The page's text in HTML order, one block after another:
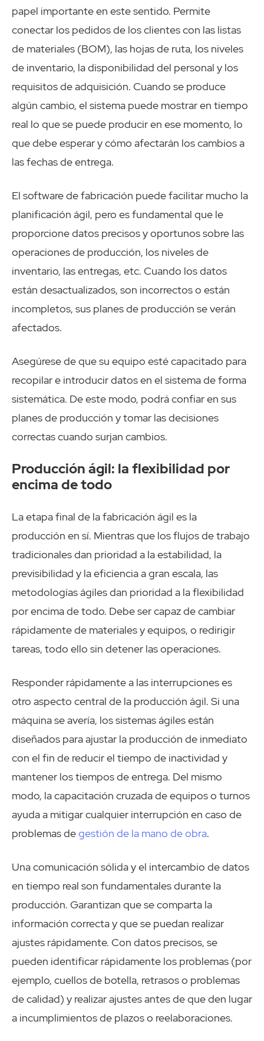
papel importante en este sentido. Permite
conectar los pedidos de los clientes con las listas
de materiales (BOM), las hojas de ruta, los niveles
de inventario, la disponibilidad del personal y los
requisitos de adquisición. Cuando se produce
algún cambio, el sistema puede mostrar en tiempo
real lo que se puede producir en ese momento, lo
que debe esperar y cómo afectarán los cambios a
las fechas de entrega.
El software de fabricación puede facilitar mucho la
planificación ágil, pero es fundamental que le
proporcione datos precisos y oportunos sobre las
operaciones de producción, los niveles de
inventario, las entregas, etc. Cuando los datos
están desactualizados, son incorrectos o están
incompletos, sus planes de producción se verán
afectados.
Asegúrese de que su equipo esté capacitado para
recopilar e introducir datos en el sistema de forma
sistemática. De este modo, podrá confiar en sus
planes de producción y tomar las decisiones
correctas cuando surjan cambios.
Producción ágil: la flexibilidad por
encima de todo
La etapa final de la fabricación ágil es la
producción en sí. Mientras que los flujos de trabajo
tradicionales dan prioridad a la estabilidad, la
previsibilidad y la eficiencia a gran escala, las
metodologías ágiles dan prioridad a la flexibilidad
por encima de todo. Debe ser capaz de cambiar
rápidamente de materiales y equipos, o redirigir
tareas, todo ello sin detener las operaciones.
Responder rápidamente a las interrupciones es
otro aspecto central de la producción ágil. Si una
máquina se avería, los sistemas ágiles están
diseñados para ajustar la producción de inmediato
con el fin de reducir el tiempo de inactividad y
mantener los tiempos de entrega. Del mismo
modo, la capacitación cruzada de equipos o turnos
ayuda a mitigar cualquier interrupción en caso de
problemas degestión de la mano de obra.
Una comunicación sólida y el intercambio de datos
en tiempo real son fundamentales durante la
producción. Garantizan que se comparta la
información correcta y que se puedan realizar
ajustes rápidamente. Con datos precisos, se
pueden identificar rápidamente los problemas (por
ejemplo, cuellos de botella, retrasos o problemas
de calidad) y realizar ajustes antes de que den lugar
a incumplimientos de plazos o reelaboraciones.